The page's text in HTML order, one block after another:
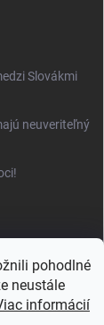
pohodlné
neustále
informácií
Slovákmi
neuveriteľný